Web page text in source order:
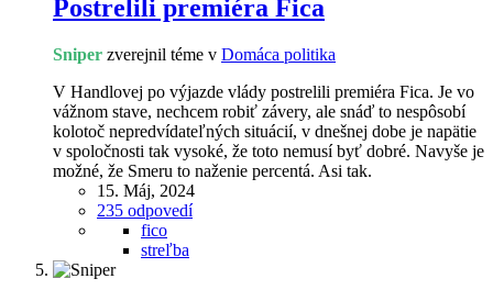
Postrelili premiéra Fica
Sniper zverejnil téme v Domáca politika
V Handlovej po výjazde vlády postrelili premiéra Fica. Je vo
vážnom stave, nechcem robiť závery, ale snáď to nespôsobí
kolotoč nepredvídateľných situácií, v dnešnej dobe je napätie
v spoločnosti tak vysoké, že toto nemusí byť dobré. Navyše je
možné, že Smeru to naženie percentá. Asi tak.
15. Máj, 2024
235 odpovedí
fico
streľba